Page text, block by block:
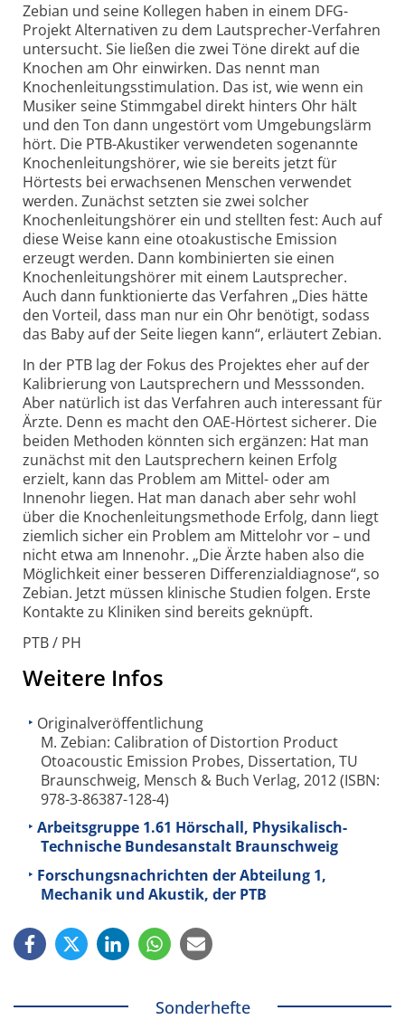
Zebian und seine Kollegen haben in einem DFG-
Projekt Alternativen zu dem Lautsprecher-Verfahren
untersucht. Sie ließen die zwei Töne direkt auf die
Knochen am Ohr einwirken. Das nennt man
Knochenleitungsstimulation. Das ist, wie wenn ein
Musiker seine Stimmgabel direkt hinters Ohr hält
und den Ton dann ungestört vom Umgebungslärm
hört. Die PTB-Akustiker verwendeten sogenannte
Knochenleitungshörer, wie sie bereits jetzt für
Hörtests bei erwachsenen Menschen verwendet
werden. Zunächst setzten sie zwei solcher
Knochenleitungshörer ein und stellten fest: Auch auf
diese Weise kann eine otoakustische Emission
erzeugt werden. Dann kombinierten sie einen
Knochenleitungshörer mit einem Lautsprecher.
Auch dann funktionierte das Verfahren „Dies hätte
den Vorteil, dass man nur ein Ohr benötigt, sodass
das Baby auf der Seite liegen kann“, erläutert Zebian.
In der PTB lag der Fokus des Projektes eher auf der
Kalibrierung von Lautsprechern und Messsonden.
Aber natürlich ist das Verfahren auch interessant für
Ärzte. Denn es macht den OAE-Hörtest sicherer. Die
beiden Methoden könnten sich ergänzen: Hat man
zunächst mit den Lautsprechern keinen Erfolg
erzielt, kann das Problem am Mittel- oder am
Innenohr liegen. Hat man danach aber sehr wohl
über die Knochenleitungsmethode Erfolg, dann liegt
ziemlich sicher ein Problem am Mittelohr vor – und
nicht etwa am Innenohr. „Die Ärzte haben also die
Möglichkeit einer besseren Differenzialdiagnose“, so
Zebian. Jetzt müssen klinische Studien folgen. Erste
Kontakte zu Kliniken sind bereits geknüpft.
PTB / PH
Weitere Infos
Originalveröffentlichung
M. Zebian: Calibration of Distortion Product
Otoacoustic Emission Probes, Dissertation, TU
Braunschweig, Mensch & Buch Verlag, 2012 (ISBN:
978-3-86387-128-4)
Arbeitsgruppe 1.61 Hörschall, Physikalisch-
Technische Bundesanstalt Braunschweig
Forschungsnachrichten der Abteilung 1,
Mechanik und Akustik, der PTB
Sonderhefte